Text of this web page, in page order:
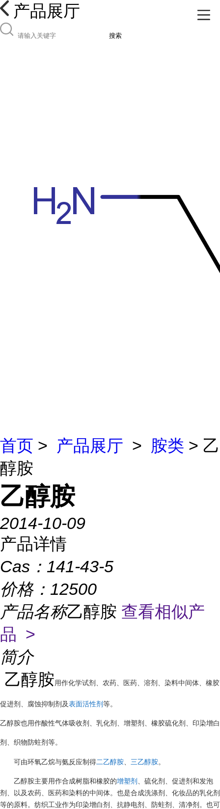
产品展厅
搜索
首页 > 产品展厅 > 胺类 > 乙
醇胺
乙醇胺
2014-10-09
产品详情
Cas： 141-43-5
价格： 12500
产品名称乙醇胺 查看相似产
品 >
简介
乙醇胺用作化学试剂、农药、医药、溶剂、染料中间体、橡胶
促进剂、腐蚀抑制剂及表面活性剂等。
乙醇胺也用作酸性气体吸收剂、乳化剂、增塑剂、橡胶硫化剂、印染增白
剂、织物防蛀剂等。
可由环氧乙烷与氨反应制得二乙醇胺 三乙醇胺。
乙醇胺主要用作合成树脂和橡胶的增塑剂
、硫化剂、促进剂和发泡
剂、以及农药、医药和染料的中间体。也是合成洗涤剂、化妆品的乳化剂
等的原料。纺织工业作为印染增白剂、抗静电剂、防蛀剂、清净剂。也可